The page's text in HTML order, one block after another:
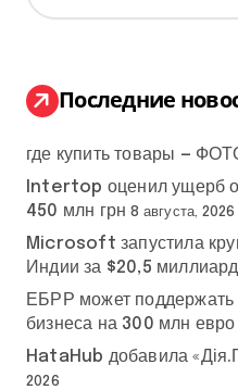
н
а
ц
и
я
з
а
:
Последние
где купить товары —
Intertop оценил ущерб
450 млн грн 8 августа, 2026
Microsoft запустила
Индии за $20,5
ЕБРР может поддержать
бизнеса на 300 млн
HataHub добавила
2026